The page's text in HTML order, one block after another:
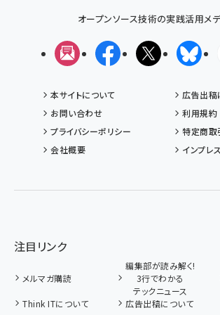
オープンソース技術の実践活用メ
メルマガFacebookX(エックス)
本サイトについて
広告出稿
お問い合わせ
利用規約
プライバシーポリシー
特定商取
会社概要
インプレ
注目リンク
メルマガ購読
編集部が読み解く!
3行でわかる
テックニュース
Think ITについて 広告出稿について